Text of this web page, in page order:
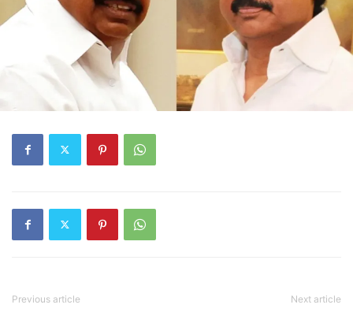
Previous article Next article